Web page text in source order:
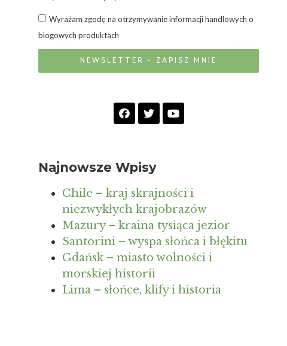
Wyrażam zgodę na otrzymywanie informacji handlowych o
blogowych produktach
NEWSLETTER - ZAPISZ MNIE
Najnowsze Wpisy
Chile – kraj skrajności i
niezwykłych krajobrazów
Mazury – kraina tysiąca jezior
Santorini – wyspa słońca i błękitu
Gdańsk – miasto wolności i
morskiej historii
Lima – słońce, klify i historia